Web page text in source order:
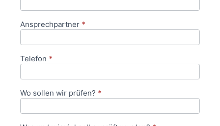
Ansprechpartner *
Telefon *
Wo sollen wir prüfen? *